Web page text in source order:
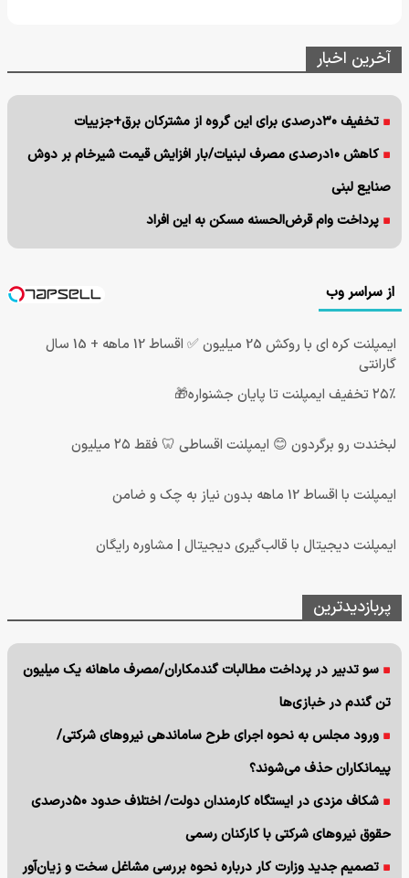
آخرین اخبار
تخفیف ۳۰درصدی برای این گروه از مشترکان برق+جزییات
کاهش ۱۰درصدی مصرف لبنیات/بار افزایش قیمت شیرخام بر دوش
صنایع لبنی
پرداخت وام قرض‌الحسنه مسکن به این افراد
از سراسر وب
ایمپلنت کره ای با روکش 25 میلیون ✅ اقساط 12 ماهه + 15 سال
گارانتی
۲۵٪ تخفیف ایمپلنت تا پایان جشنواره🎁
لبخندت رو برگردون 😊 ایمپلنت اقساطی 🦷 فقط ۲۵ میلیون
ایمپلنت با اقساط 12 ماهه بدون نیاز به چک و ضامن
ایمپلنت دیجیتال با قالب‌گیری دیجیتال | مشاوره رایگان
پربازدیدترین
سو تدبیر در پرداخت مطالبات گندمکاران/مصرف ماهانه یک میلیون
تن گندم در خبازی‌ها
ورود مجلس به نحوه اجرای طرح ساماندهی نیروهای شرکتی/
پیمانکاران حذف می‌شوند؟
شکاف مزدی در ایستگاه کارمندان دولت/ اختلاف حدود ۵۰درصدی
حقوق نیروهای شرکتی با کارکنان رسمی
تصمیم جدید وزارت کار درباره نحوه بررسی مشاغل سخت و زیان‌آور